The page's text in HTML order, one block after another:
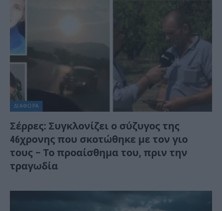
ΔΙΆΦΟΡΑ
Σέρρες: Συγκλονίζει ο σύζυγος της
46χρονης που σκοτώθηκε με τον γιο
τους – Το προαίσθημα του, πριν την
τραγωδία